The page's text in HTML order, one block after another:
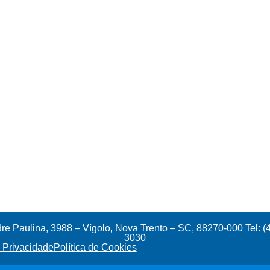
Paulina, 3988 – Vígolo, Nova Trento – SC, 88270-000 Tel:
3030
PrivacidadePolítica de Cookies